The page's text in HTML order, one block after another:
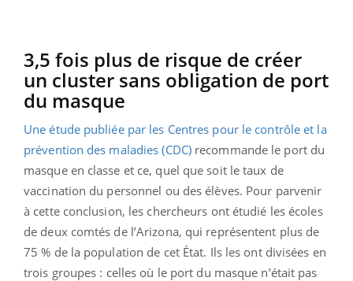
3,5 fois plus de risque de créer
un cluster sans obligation de port
du masque
Une étude publiée par les Centres pour le contrôle et la
prévention des maladies (CDC)recommande le port du
masque en classe et ce, quel que soit le taux de
vaccination du personnel ou des élèves. Pour parvenir
à cette conclusion, les chercheurs ont étudié les écoles
de deux comtés de l’Arizona, qui représentent plus de
75 % de la population de cet État. Ils les ont divisées en
trois groupes : celles où le port du masque n’était pas